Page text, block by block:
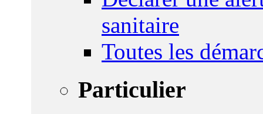
sanitaire
Toutes les
Particulier